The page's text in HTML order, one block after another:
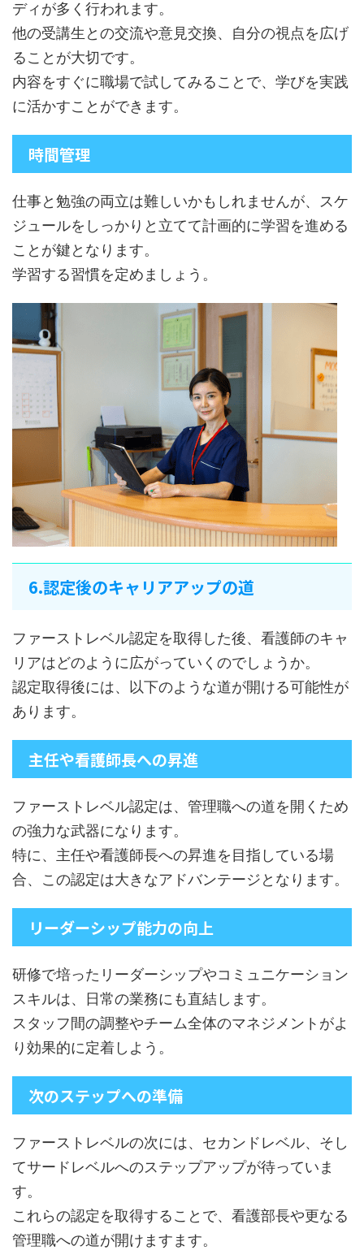
ディが多く行われます。
他の受講生との交流や意見交換、自分の視点を広げ
ることが大切です。
内容をすぐに職場で試してみることで、学びを実践
に活かすことができます。
時間管理
仕事と勉強の両立は難しいかもしれませんが、スケ
ジュールをしっかりと立てて計画的に学習を進める
ことが鍵となります。
学習する習慣を定めましょう。
6.認定後のキャリアアップの道
ファーストレベル認定を取得した後、看護師のキャ
リアはどのように広がっていくのでしょうか。
認定取得後には、以下のような道が開ける可能性が
あります。
主任や看護師長への昇進
ファーストレベル認定は、管理職への道を開くため
の強力な武器になります。
特に、主任や看護師長への昇進を目指している場
合、この認定は大きなアドバンテージとなります。
リーダーシップ能力の向上
研修で培ったリーダーシップやコミュニケーション
スキルは、日常の業務にも直結します。
スタッフ間の調整やチーム全体のマネジメントがよ
り効果的に定着しよう。
次のステップへの準備
ファーストレベルの次には、セカンドレベル、そし
てサードレベルへのステップアップが待っていま
す。
これらの認定を取得することで、看護部長や更なる
管理職への道が開けますます。